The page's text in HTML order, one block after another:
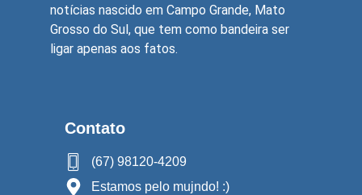
notícias nascido em Campo Grande, Mato
Grosso do Sul, que tem como bandeira ser
ligar apenas aos fatos.
Contato
(67) 98120-4209
Estamos pelo mujndo! :)